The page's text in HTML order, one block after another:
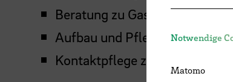
Beratung zu Gastdozenturen
Aufbau und Pflege von
Kontaktpflege zu Unternehmen
Notwendige
Matomo